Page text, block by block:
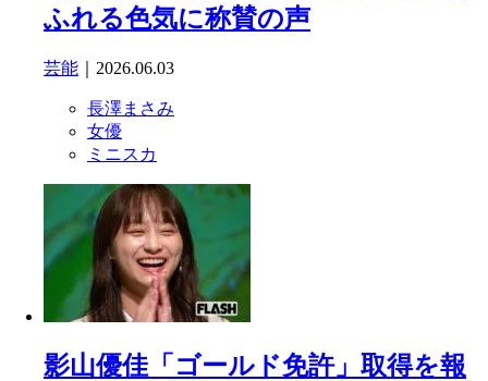
ふれる色気に称賛の声
芸能 ｜2026.06.03
長澤まさみ
女優
ミニスカ
影山優佳「ゴールド免許」取得を報